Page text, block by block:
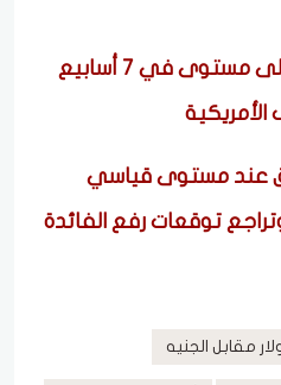
أسعار الذهب تقفز لأعلى مستوى في 7 أسابيع
عند مستوى قياسي
توقعات رفع الفائدة
مقابل الجنيه